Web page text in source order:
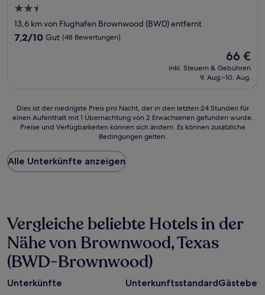
2.5-
Sterne-
Unterkunft
13,6 km von Flughafen Brownwood (BWD) entfernt
7.2
7,2/10 Gut (48 Bewertungen)
Der
Preis
beträgt
66 €
inkl. Steuern & Gebühren
9. Aug.–10. Aug.
Dies
ist
Preis
pro
Nacht,
24 Stunden
für
einen
Aufenthalt
mit
1 Übernachtung
von
Dies ist der niedrigste Preis pro Nacht, der in den letzten 24 Stunden für
einen Aufenthalt mit 1 Übernachtung von 2 Erwachsenen gefunden wurde.
Preise und Verfügbarkeiten können sich ändern. Es können zusätzliche
Bedingungen gelten.
Alle Unterkünfte anzeigen
Vergleiche beliebte Hotels in der
Nähe von Brownwood, Texas
(BWD-Brownwood)
Unterkünfte Unterkunftsstandard